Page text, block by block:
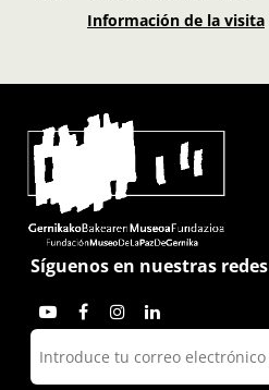
Información de la visita
Síguenos en nuestras redes